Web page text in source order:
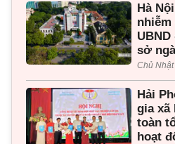
Hà
sở
Chủ
Hải
gia xã
toàn
hoạt